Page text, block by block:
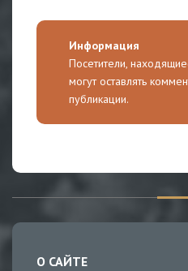
Информация
Посетители,
могут оставлять
публикации.
О САЙТЕ